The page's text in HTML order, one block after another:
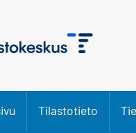
Tilastotieto